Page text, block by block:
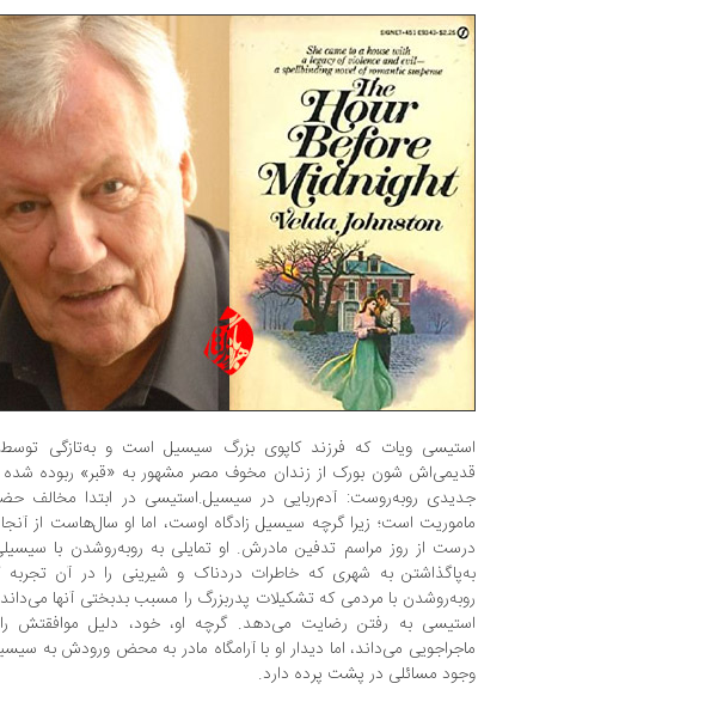
استیسی ویات که فرزند کاپوی بزرگ سیسیل است و به‌تازگی
قدیمی‌اش شون بورک از زندان مخوف مصر مشهور به «قبر» ربوده شده
جدیدی روبه‌روست: آدم‌ربایی در سیسیل.استیسی در ابتدا مخالف
ماموریت است؛ زیرا گرچه سیسیل زادگاه اوست، اما او سال‌هاست از آنجا
درست از روز مراسم تدفین مادرش. او تمایلی به روبه‌روشدن با
به‌پاگذاشتن به شهری که خاطرات دردناک و شیرینی را در آن تجربه
روبه‌روشدن با مردمی که تشکیلات پدربزرگ را مسبب بدبختی آنها
استیسی به رفتن رضایت می‌دهد. گرچه او، خود، دلیل موافقتش
ماجراجویی می‌داند، اما دیدار او با آرامگاه مادر به محض ورودش به
وجود مسائلی در پشت پرده دارد.